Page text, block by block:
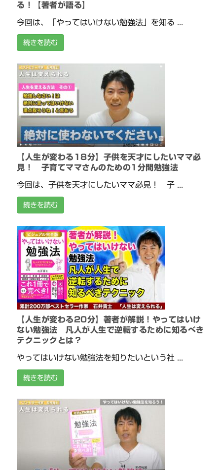
る！【著者が語る】
今回は、「やってはいけない勉強法」を知る ...
続きを読む
【人生が変わる18分】子供を天才にしたいママ必
見！ 子育てママさんのための1分間勉強法
今回は、子供を天才にしたいママ必見！ 子 ...
続きを読む
【人生が変わる20分】著者が解説！やってはいけ
ない勉強法 凡人が人生で逆転するために知るべき
テクニックとは？
やってはいけない勉強法を知りたいという社 ...
続きを読む